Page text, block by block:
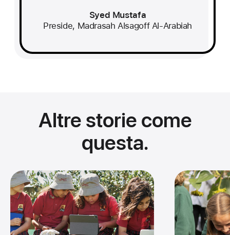
Syed Mustafa
Preside, Madrasah Alsagoff Al‑Arabiah
Altre storie come
questa.